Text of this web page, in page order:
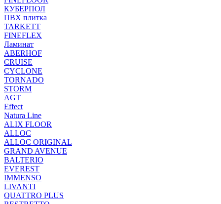
КУБЕРПОЛ
ПВХ плитка
TARKETT
FINEFLEX
Ламинат
ABERHOF
CRUISE
CYCLONE
TORNADO
STORM
AGT
Effect
Natura Line
ALIX FLOOR
ALLOC
ALLOC ORIGINAL
GRAND AVENUE
BALTERIO
EVEREST
IMMENSO
LIVANTI
QUATTRO PLUS